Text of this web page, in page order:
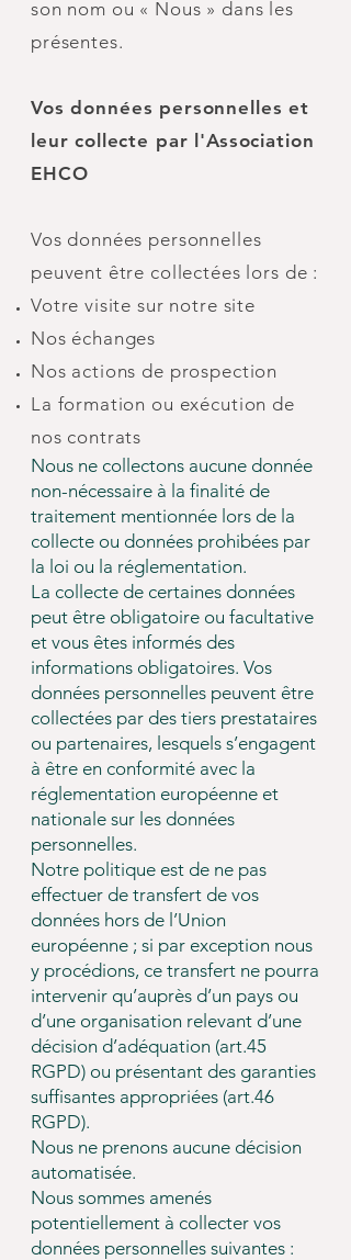
son nom ou « Nous » dans les
présentes.
Vos données personnelles et
leur collecte par l'Association
EHCO
Vos données personnelles
peuvent être collectées lors de :
Votre visite sur notre site
Nos échanges
Nos actions de prospection
La formation ou exécution de
nos contrats
Nous ne collectons aucune donnée
non-nécessaire à la finalité de
traitement mentionnée lors de la
collecte ou données prohibées par
la loi ou la réglementation.
La collecte de certaines données
peut être obligatoire ou facultative
et vous êtes informés des
informations obligatoires. Vos
données personnelles peuvent être
collectées par des tiers prestataires
ou partenaires, lesquels s’engagent
à être en conformité avec la
réglementation européenne et
nationale sur les données
personnelles.
Notre politique est de ne pas
effectuer de transfert de vos
données hors de l’Union
européenne ; si par exception nous
y procédions, ce transfert ne pourra
intervenir qu’auprès d’un pays ou
d’une organisation relevant d’une
décision d’adéquation (art.45
RGPD) ou présentant des garanties
suffisantes appropriées (art.46
RGPD).
Nous ne prenons aucune décision
automatisée.
Nous sommes amenés
potentiellement à collecter vos
données personnelles suivantes :